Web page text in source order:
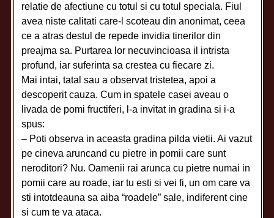
relatie de afectiune cu totul si cu totul speciala. Fiul
avea niste calitati care-l scoteau din anonimat, ceea
ce a atras destul de repede invidia tinerilor din
preajma sa. Purtarea lor necuvincioasa il intrista
profund, iar suferinta sa crestea cu fiecare zi.
Mai intai, tatal sau a observat tristetea, apoi a
descoperit cauza. Cum in spatele casei aveau o
livada de pomi fructiferi, l-a invitat in gradina si i-a
spus:
– Poti observa in aceasta gradina pilda vietii. Ai vazut
pe cineva aruncand cu pietre in pomii care sunt
neroditori? Nu. Oamenii rai arunca cu pietre numai in
pomii care au roade, iar tu esti si vei fi, un om care va
sti intotdeauna sa aiba “roadele” sale, indiferent cine
si cum te va ataca.